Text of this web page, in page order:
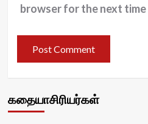
browser for the next time
கதையாசிரியர்கள்